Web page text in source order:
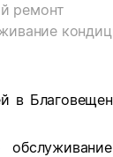
ремонт
в